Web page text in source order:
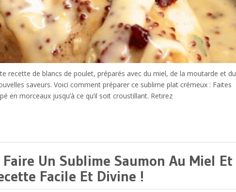
recette de blancs de poulet, préparés avec du miel, de la moutarde et du
saveurs. Voici comment préparer ce sublime plat crémeux : Faites
en morceaux jusqu’à ce qu’il soit croustillant. Retirez
Un Sublime Saumon Au Miel Et
Facile Et Divine !